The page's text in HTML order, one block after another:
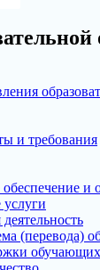
и требования
и
(перевода)